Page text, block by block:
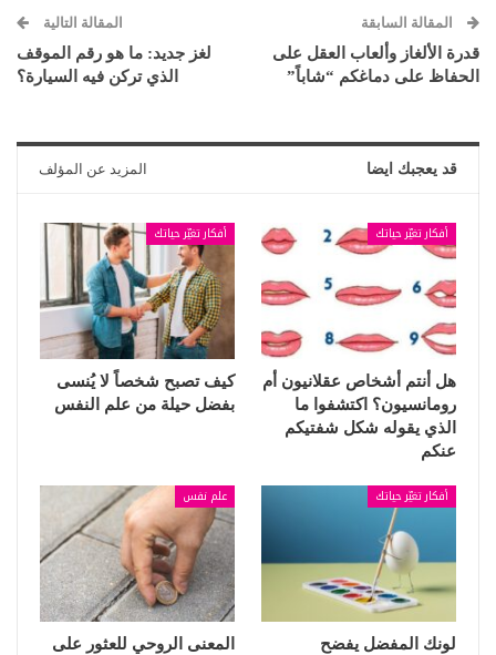
المقالة السابقة
قدرة الألغاز وألعاب العقل على
الحفاظ على دماغكم “شاباً”
المقالة التالية
لغز جديد: ما هو رقم الموقف
الذي تركن فيه السيارة؟
قد يعجبك ايضا المزيد عن المؤلف
أفكار تغيّر حياتك
هل أنتم أشخاص عقلانيون أم
رومانسيون؟ اكتشفوا ما
الذي يقوله شكل شفتيكم
عنكم
أفكار تغيّر حياتك
كيف تصبح شخصاً لا يُنسى
بفضل حيلة من علم النفس
أفكار تغيّر حياتك
لونك المفضل يفضح
علم نفس
المعنى الروحي للعثور على